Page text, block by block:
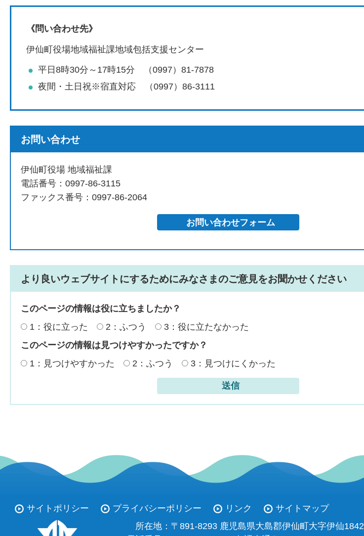
《問い合わせ先》
伊仙町役場地域福祉課地域包括支援センター
平日8時30分～17時15分
（0997）81-7878
夜間・土日祝※宿直対応
（0997）86-3111
お問い合わせ
伊仙町役場 地域福祉課
電話番号：0997-86-3115
ファックス番号：0997-86-2064
より良いウェブサイトにするためにみなさまのご意見をお聞かせください
このページの情報は役に立ちましたか？
1：役に立った
2：ふつう
3：役に立たなかった
このページの情報は見つけやすかったですか？
1：見つけやすかった
2：ふつう 3：見つけにくかった
サイトポリシー プライバシーポリシー リンク
サイトマップ
所在地： 〒891-8293 鹿児島県大島郡伊仙町大字伊仙1842